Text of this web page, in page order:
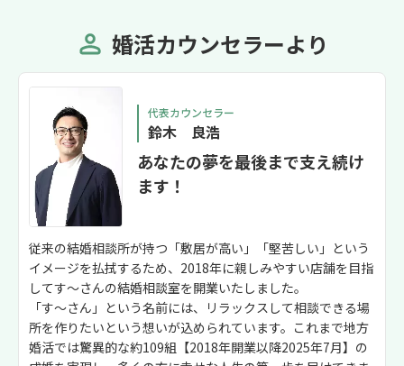
婚活カウンセラーより
代表カウンセラー
鈴木 良浩
あなたの夢を最後まで支え続け
ます！
従来の結婚相談所が持つ「敷居が高い」「堅苦しい」という
イメージを払拭するため、2018年に親しみやすい店舗を目指
してす～さんの結婚相談室を開業いたしました。
「す～さん」という名前には、リラックスして相談できる場
所を作りたいという想いが込められています。これまで地方
婚活では驚異的な約109組【2018年開業以降2025年7月】の